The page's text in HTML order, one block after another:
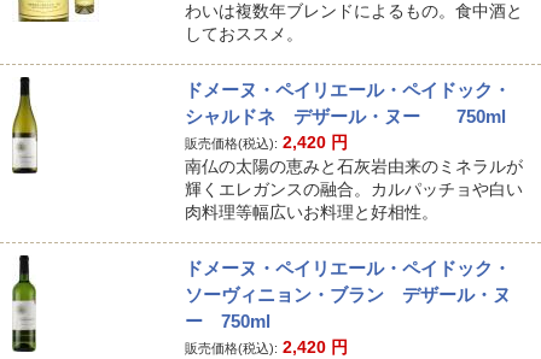
わいは複数年ブレンドによるもの。食中酒と
しておススメ。
ドメーヌ・ペイリエール・ペイドック・
シャルドネ デザール・ヌー 750ml
販売価格(税込): 2,420 円
南仏の太陽の恵みと石灰岩由来のミネラルが
輝くエレガンスの融合。カルパッチョや白い
肉料理等幅広いお料理と好相性。
ドメーヌ・ペイリエール・ペイドック・
ソーヴィニョン・ブラン デザール・ヌ
ー 750ml
販売価格(税込): 2,420 円